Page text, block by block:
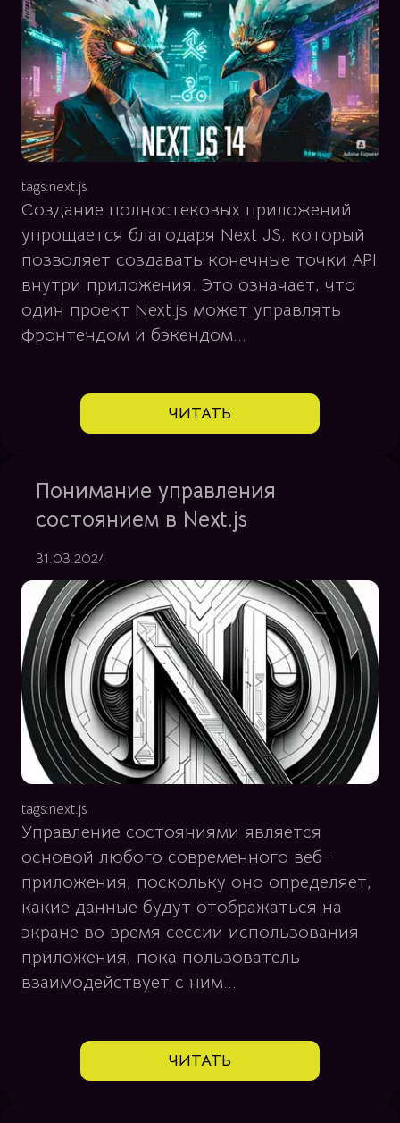
tags:next.js
Создание полностековых приложений
упрощается благодаря Next JS, который
позволяет создавать конечные точки API
внутри приложения. Это означает, что
один проект Next.js может управлять
фронтендом и бэкендом...
ЧИТАТЬ
Понимание управления
состоянием в Next.js
31.03.2024
tags:next.js
Управление состояниями является
основой любого современного веб-
приложения, поскольку оно определяет,
какие данные будут отображаться на
экране во время сессии использования
приложения, пока пользователь
взаимодействует с ним...
ЧИТАТЬ